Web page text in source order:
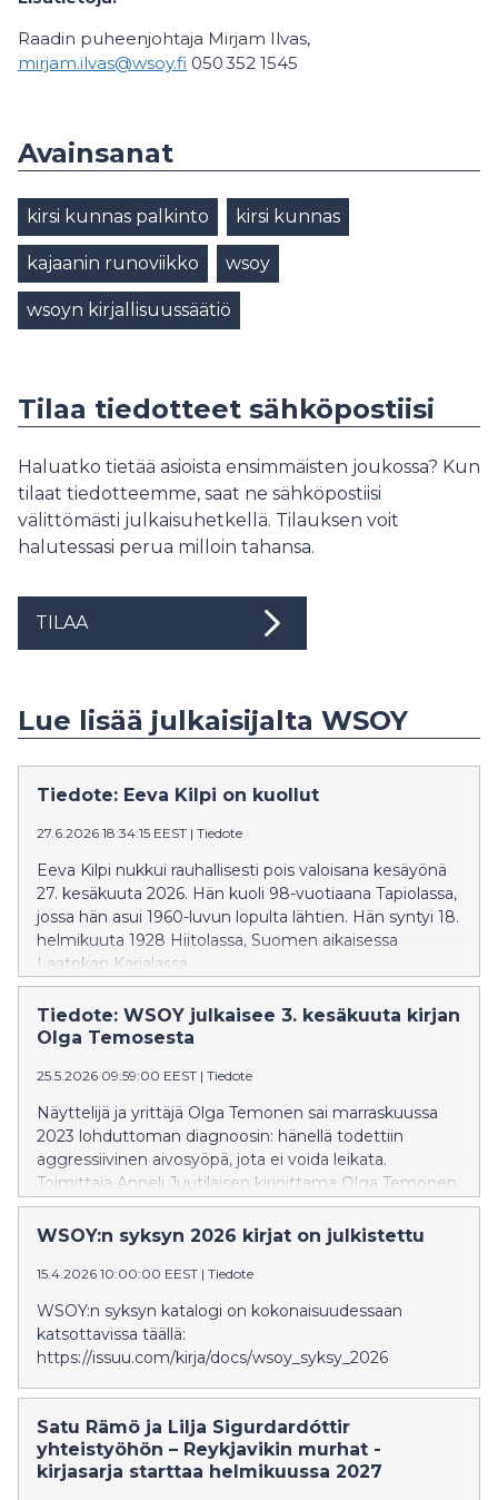
Raadin puheenjohtaja Mirjam Ilvas,
mirjam.ilvas@wsoy.fi 050 352 1545
Avainsanat
kirsi kunnas palkinto kirsi kunnas
kajaanin runoviikko wsoy
wsoyn kirjallisuussäätiö
Tilaa tiedotteet sähköpostiisi
Haluatko tietää asioista ensimmäisten joukossa? Kun
tilaat tiedotteemme, saat ne sähköpostiisi
välittömästi julkaisuhetkellä. Tilauksen voit
halutessasi perua milloin tahansa.
TILAA
Lue lisää julkaisijalta WSOY
Tiedote: Eeva Kilpi on kuollut
27.6.2026 18:34:15 EEST | Tiedote
Eeva Kilpi nukkui rauhallisesti pois valoisana kesäyönä
27. kesäkuuta 2026. Hän kuoli 98-vuotiaana Tapiolassa,
jossa hän asui 1960-luvun lopulta lähtien. Hän syntyi 18.
helmikuuta 1928 Hiitolassa, Suomen aikaisessa
Laatokan Karjalassa.
Tiedote: WSOY julkaisee 3. kesäkuuta kirjan
Olga Temosesta
25.5.2026 09:59:00 EEST | Tiedote
Näyttelijä ja yrittäjä Olga Temonen sai marraskuussa
2023 lohduttoman diagnoosin: hänellä todettiin
aggressiivinen aivosyöpä, jota ei voida leikata.
Toimittaja Anneli Juutilaisen kirjoittama Olga Temonen.
Aika jonka sain on kertomus Olgan vimmaisesta
elämänhalusta, kamppailusta sairauden kukistamiseksi
sairaudesta huolimatta. Kirjan käsikirjoitus ehti
valmistua ennen Olga Temosen poismenoa
marraskuussa 2025, ja se on viimeistelty
julkaisukuntoon yhdessä Olgan puolison Tuukka
Temosen kanssa.
WSOY:n syksyn 2026 kirjat on julkistettu
15.4.2026 10:00:00 EEST | Tiedote
WSOY:n syksyn katalogi on kokonaisuudessaan
katsottavissa täällä:
https://issuu.com/kirja/docs/wsoy_syksy_2026
Satu Rämö ja Lilja Sigurdardóttir
yhteistyöhön – Reykjavikin murhat -
kirjasarja starttaa helmikuussa 2027